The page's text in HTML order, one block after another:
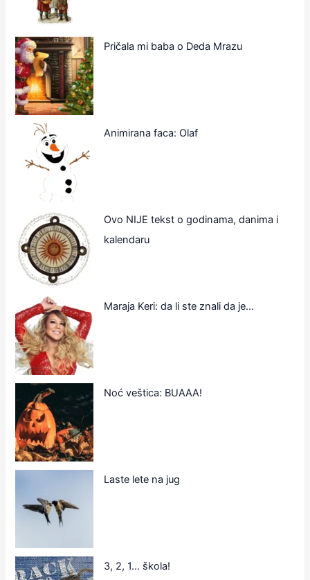
Pričala mi baba o Deda Mrazu
Animirana faca: Olaf
Ovo NIJE tekst o godinama, danima i
kalendaru
Maraja Keri: da li ste znali da je…
Noć veštica: BUAAA!
Laste lete na jug
3, 2, 1… škola!